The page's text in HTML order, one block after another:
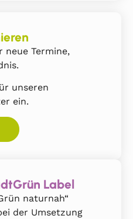
Termine,
unseren
ein.
Label
naturnah“
der Umsetzung